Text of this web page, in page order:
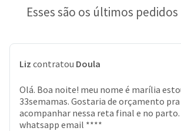
Esses são os últimos
Liz contratou Doula
Olá. Boa noite! meu nome é marília
33semamas. Gostaria de orçamento
acompanhar nessa reta final e no
whatsapp email ****